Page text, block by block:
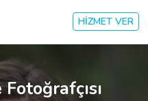
HİZMET VER